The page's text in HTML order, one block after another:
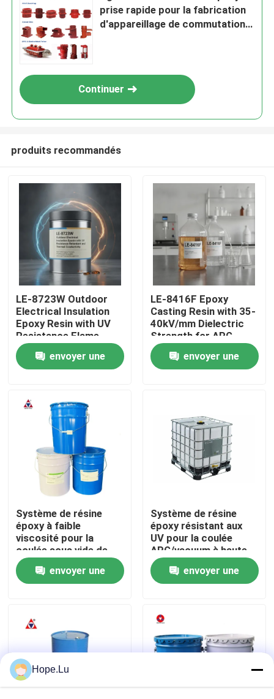
À la maison
Vidéos
Le spectacle VR
À propos de nous
Visite de l'usine
Contrôle de la qualité
Blog
prise rapide pour la fabrication
d'appareillage de commutation
Continuer
produits recommandés
LE-8723W Outdoor
Electrical Insulation
Epoxy Resin with UV
Resistance Flame
Retardant and
Thermal Conductivity
envoyer une
LE-8416F Epoxy
Casting Resin with 35-
40kV/mm Dielectric
Strength for APG
Process and 0.6-0.8%
Cure Shrinkage
envoyer une
Système de résine
époxy à faible
viscosité pour la
coulée sous vide de
transformateurs à sec
envoyer une
Système de résine
époxy résistant aux
UV pour la coulée
APG/vacuum à haute
résistance
diélectrique dans les
applications
tension
envoyer une
Hope.Lu